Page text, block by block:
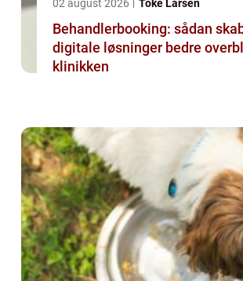
02 august 2026 Toke Larsen
Behandlerbooking: sådan
digitale løsninger bedre
klinikken